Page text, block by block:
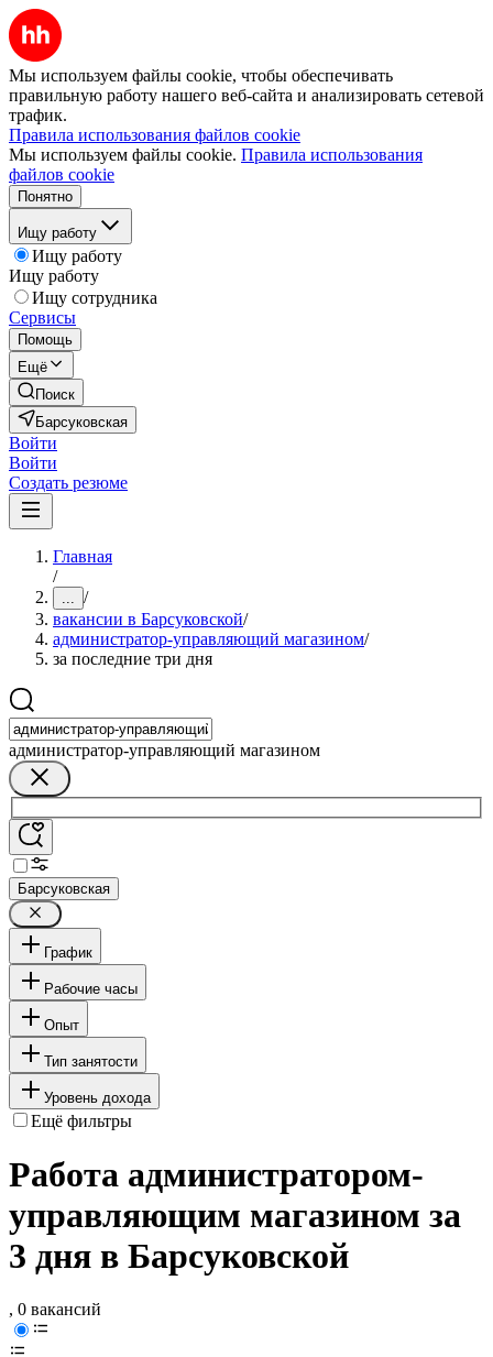
Мы используем файлы cookie, чтобы обеспечивать
правильную работу нашего веб-сайта и анализировать сетевой
трафик.
Правила использования файлов cookie
Мы используем файлы cookie. Правила использования
файлов cookie
Понятно
Ищу работу
Ищу работу
Ищу работу
Ищу сотрудника
Сервисы
Помощь
Ещё
Поиск
Барсуковская
Войти
Войти
Создать резюме
Главная
/
... /
вакансии в Барсуковской/
администратор-управляющий магазином/
за последние три дня
администратор-управляющий магазином
Барсуковская
График
Рабочие часы
Опыт
Тип занятости
Уровень дохода
Ещё фильтры
Работа администратором-
управляющим магазином за
3 дня в Барсуковской
, 0 вакансий